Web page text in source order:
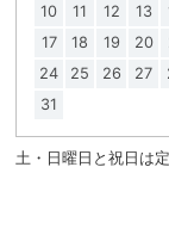
10
11 12 13
17
18 19 20
24
25 26 27
31
土・日曜日と祝日は